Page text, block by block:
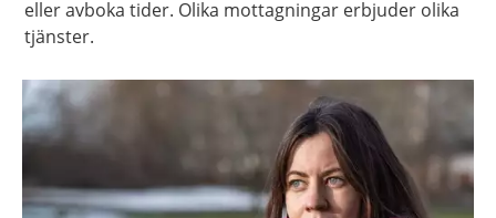
eller avboka tider. Olika mottagningar erbjuder olika
tjänster.